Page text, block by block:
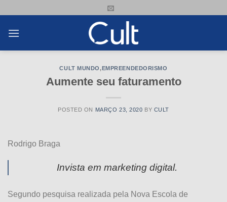
content
CULT MUNDO,EMPREENDEDORISMO
Aumente seu faturamento
POSTED ON MARÇO 23, 2020 BY CULT
Rodrigo Braga
Invista em marketing digital.
Segundo pesquisa realizada pela Nova Escola de